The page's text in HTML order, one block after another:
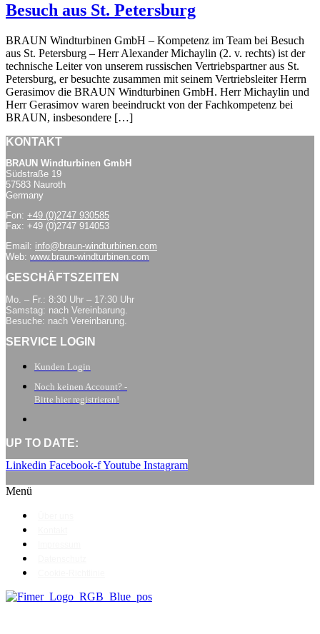
Besuch aus St. Petersburg
BRAUN Windturbinen GmbH – Kompetenz im Team bei Besuch
aus St. Petersburg – Herr Alexander Michaylin (2. v. rechts) ist der
technische Leiter von unserem russischen Vertriebspartner aus St.
Petersburg, er besuchte zusammen mit seinem Vertriebsleiter Herrn
Gerasimov die BRAUN Windturbinen GmbH. Herr Michaylin und
Herr Gerasimov waren beeindruckt von der Fachkompetenz bei
BRAUN, insbesondere […]
KONTAKT
BRAUN Windturbinen GmbH
Südstraße 19
57583 Nauroth
Germany
Fon: +49 (0)2747 930585
Fax: +49 (0)2747 914053
Email: info@braun-windturbinen.com
Web: www.braun-windturbinen.com
GESCHÄFTSZEITEN
Mo. – Fr.: 8:30 Uhr – 17:30 Uhr
Samstag: nach Vereinbarung.
Besuche: nach Vereinbarung.
SERVICE LOGIN
Kunden Login
Noch keinen Account? -
Bitte hier registrieren!
UP TO DATE:
Linkedin Facebook-fYoutube Instagram
Menü